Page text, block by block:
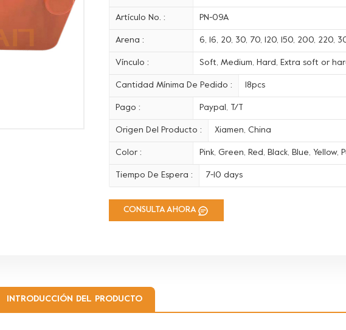
Artículo No. : PN-09A
Arena : 6, 16, 20, 30, 70, 120, 150, 200, 220,
Vínculo : Soft, Medium, Hard, Extra soft or
Cantidad Mínima De Pedido : 18pcs
Pago : Paypal, T/T
Origen Del Producto : Xiamen, China
Color : Pink, Green, Red, Black, Blue, Yellow,
Tiempo De Espera : 7-10 days
CONSULTA AHORA
INTRODUCCIÓN DEL PRODUCTO